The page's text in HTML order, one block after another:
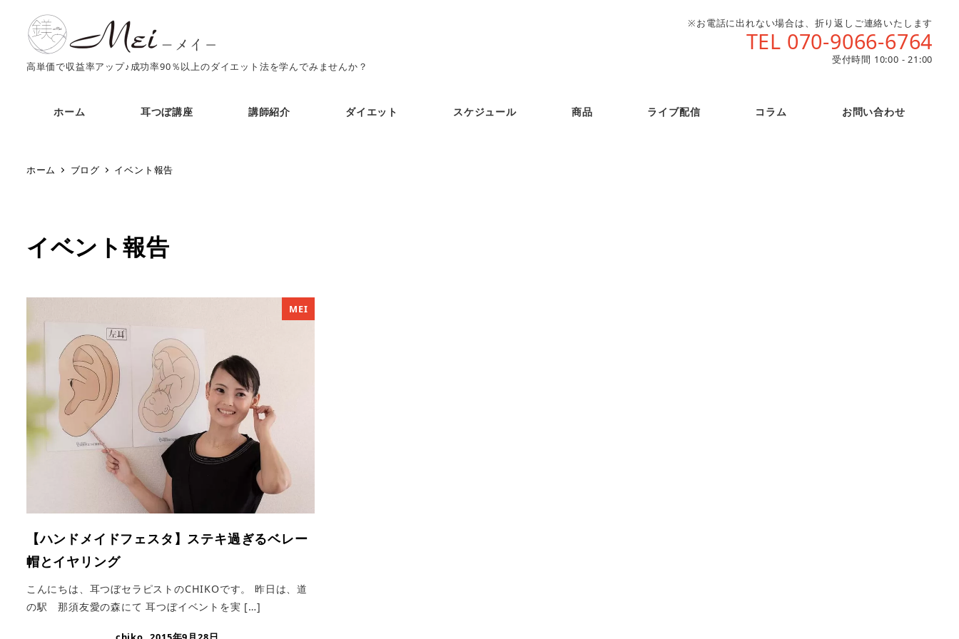
高単価で収益率アップ♪成功率90％以上のダイエット法を学んでみませんか？
※お電話に出れない場合は、折り返しご連絡いたします
TEL 070-9066-6764
受付時間 10:00 - 21:00
ホーム 耳つぼ講座 講師紹介 ダイエット スケジュール 商品 ライブ配信 コラム お問い合わせ
ホーム ブログ イベント報告
イベント報告
MEI
【ハンドメイドフェスタ】ステキ過ぎるベレー
帽とイヤリング
こんにちは、耳つぼセラピストのCHIKOです。 昨日は、道
の駅 那須友愛の森にて 耳つぼイベントを実 […]